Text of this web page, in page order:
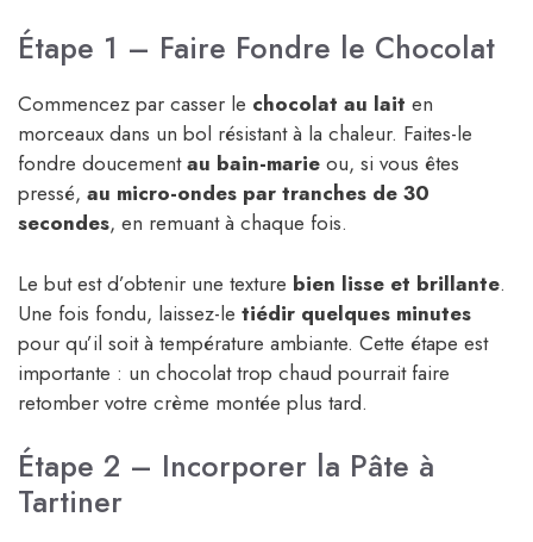
Étape 1 – Faire Fondre le Chocolat
Commencez par casser le chocolat au lait en
morceaux dans un bol résistant à la chaleur. Faites-le
fondre doucementau bain-marie ou, si vous êtes
pressé, au micro-ondes par tranches de 30
secondes, en remuant à chaque fois.
Le but est d’obtenir une texture bien lisse et brillante.
Une fois fondu, laissez-le tiédir quelques minutes
pour qu’il soit à température ambiante. Cette étape est
importante : un chocolat trop chaud pourrait faire
retomber votre crème montée plus tard.
Étape 2 – Incorporer la Pâte à
Tartiner